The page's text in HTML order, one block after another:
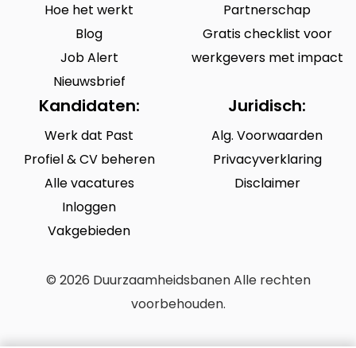
Hoe het werkt
Blog
Job Alert
Nieuwsbrief
Partnerschap
Gratis checklist voor
werkgevers met impact
Kandidaten:
Werk dat Past
Profiel & CV beheren
Alle vacatures
Inloggen
Vakgebieden
Juridisch:
Alg. Voorwaarden
Privacyverklaring
Disclaimer
© 2026 Duurzaamheidsbanen Alle rechten
voorbehouden.